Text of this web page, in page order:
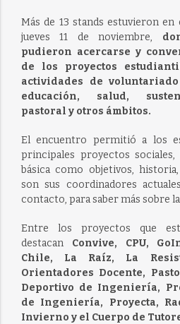
Más de 13 stands estuvieron
jueves 11 de noviembre,
pudieron acercarse y
de los proyectos
actividades de
educación, salud,
pastoral y otros ámbitos.
El encuentro permitió a los
principales proyectos
básica como objetivos,
son sus coordinadores
contacto, para saber más sobre
Entre los proyectos que
destacan Convive, CPU,
Chile, La Raíz, La
Orientadores Docente,
Deportivo de Ingeniería,
de Ingeniería, Proyecta,
Invierno y el Cuerpo de